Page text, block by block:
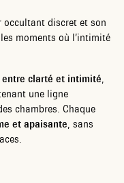
occultant discret et son
moments où l’intimité
entre clarté et intimité,
une ligne
chambres. Chaque
et apaisante, sans